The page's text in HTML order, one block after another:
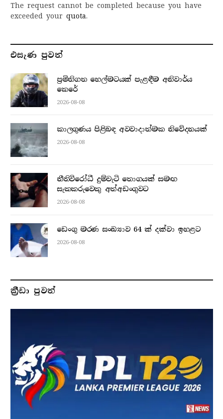
The request cannot be completed because you have
exceeded your quota.
එසැණ පුව​ත්
ප්‍රමිතිගත හෙල්මටයක් පැළඳීම අනිවාර්ය
කෙරේ
2026-08-08
කාලගුණය පිළිබඳ අවවාදාත්මක නිවේදනයක්
2026-08-08
නීතිවිරෝධී දුම්වැටි තොගයක් සමඟ
සැකකරුවෙකු අත්අඩංගුවට
2026-08-08
ඩෙංගු මරණ සංඛ්‍යාව 64 ක් දක්වා ඉහළට
2026-08-08
ක්‍රීඩා පුවත්